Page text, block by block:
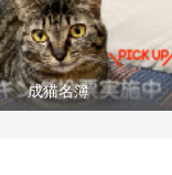
成猫名簿